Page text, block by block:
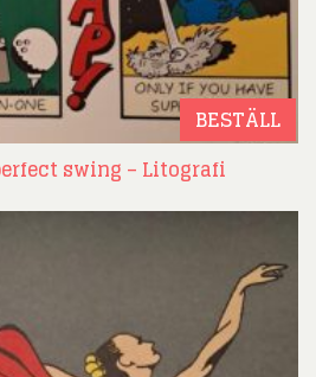
BESTÄLL
swing – Litografi